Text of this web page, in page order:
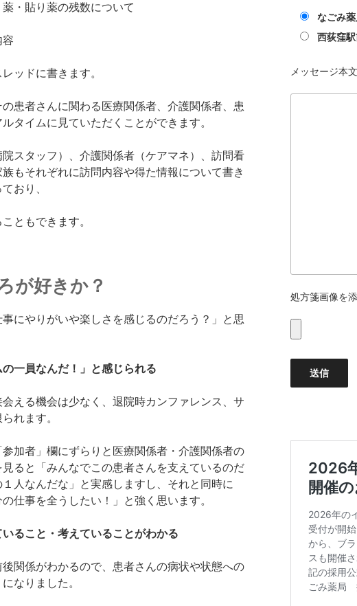
薬・貼り薬の残数について
容
ッドに書きます。
患者さんに関わる医療関係者、介護関係者、患
タイムに見ていただくことができます。
スタッフ）、介護関係者（ケアマネ）、訪問看
もそれぞれに訪問内容や得た情報について書き
おり、
ともできます。
が好きか？
事にやりがいや楽しさを感じるのだろう？」と思
の一員なんだ！」と感じられる
える機会は少なく、退院時カンファレンス、サ
れます。
加者」欄にずらりと医療関係者・介護関係者の
ると「みんなでこの患者さんを支えているのだ
人なんだな」と実感しますし、それと同時に
の仕事を全うしたい！」と強く思います。
いること・考えていることがわかる
関係がわかるので、患者さんの病状や状態への
なりました。
なごみ
西荻窪
メッセージ本文
処方箋画像を添